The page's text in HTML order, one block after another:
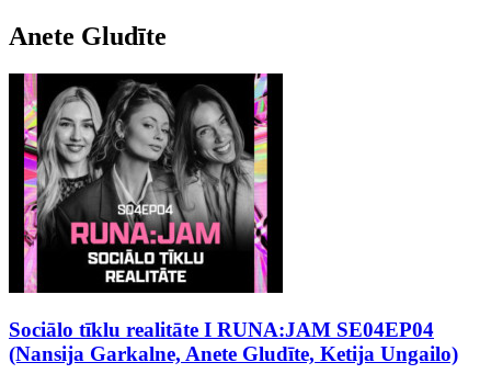
Anete Gludīte
Sociālo tīklu realitāte I RUNA:JAM SE04EP04
(Nansija Garkalne, Anete Gludīte, Ketija Ungailo)